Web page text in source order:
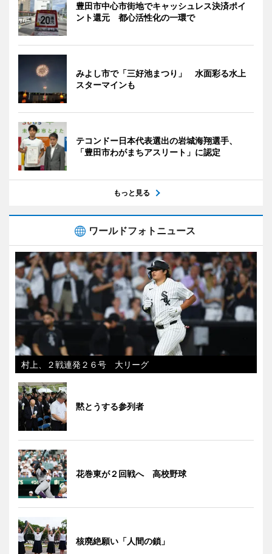
豊田市中心市街地でキャッシュレス決済ポイ
ント還元 都心活性化の一環で
みよし市で「三好池まつり」 水面彩る水上
スターマインも
テコンドー日本代表選出の岩城海翔選手、
「豊田市わがまちアスリート」に認定
もっと見る
ワールドフォトニュース
村上、２戦連発２６号 大リーグ
黙とうする参列者
花巻東が２回戦へ 高校野球
核廃絶願い「人間の鎖」